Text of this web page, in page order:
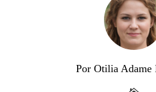
Por Otilia Adame